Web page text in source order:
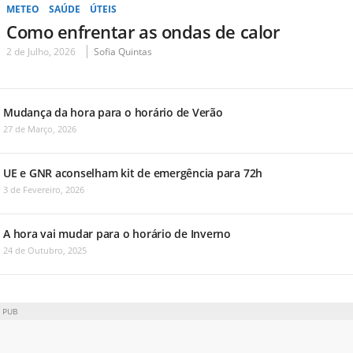
METEO SAÚDE ÚTEIS
Como enfrentar as ondas de calor
2 de Julho, 2026 Sofia Quintas
Mudança da hora para o horário de Verão
27 de Março, 2026
UE e GNR aconselham kit de emergência para 72h
3 de Fevereiro, 2026
A hora vai mudar para o horário de Inverno
24 de Outubro, 2025
PUB